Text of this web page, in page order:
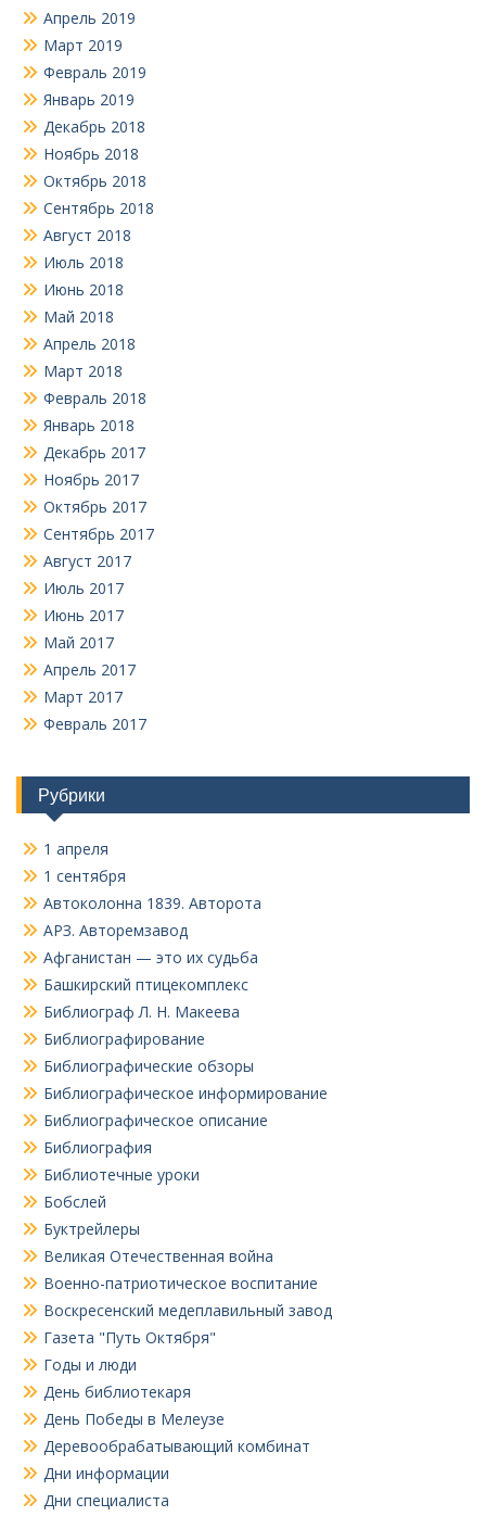
Апрель 2019
Март 2019
Февраль 2019
Январь 2019
Декабрь 2018
Ноябрь 2018
Октябрь 2018
Сентябрь 2018
Август 2018
Июль 2018
Июнь 2018
Май 2018
Апрель 2018
Март 2018
Февраль 2018
Январь 2018
Декабрь 2017
Ноябрь 2017
Октябрь 2017
Сентябрь 2017
Август 2017
Июль 2017
Июнь 2017
Май 2017
Апрель 2017
Март 2017
Февраль 2017
Рубрики
1 апреля
1 сентября
Автоколонна 1839. Авторота
АРЗ. Авторемзавод
Афганистан — это их судьба
Башкирский птицекомплекс
Библиограф Л. Н. Макеева
Библиографирование
Библиографические обзоры
Библиографическое информирование
Библиографическое описание
Библиография
Библиотечные уроки
Бобслей
Буктрейлеры
Великая Отечественная война
Военно-патриотическое воспитание
Воскресенский медеплавильный завод
Газета "Путь Октября"
Годы и люди
День библиотекаря
День Победы в Мелеузе
Деревообрабатывающий комбинат
Дни информации
Дни специалиста